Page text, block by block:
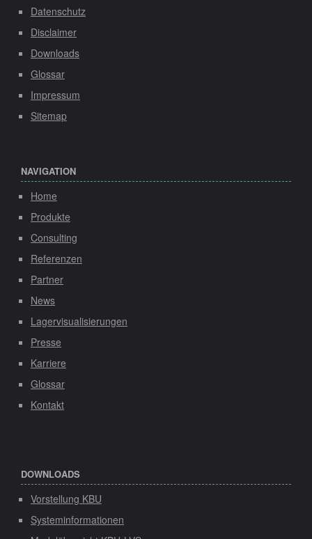
Datenschutz
Disclaimer
Downloads
Glossar
Impressum
Sitemap
NAVIGATION
Home
Produkte
Consulting
Referenzen
Partner
News
Lagervisualisierungen
Presse
Karriere
Glossar
Kontakt
DOWNLOADS
Vorstellung KBU
Systeminformationen